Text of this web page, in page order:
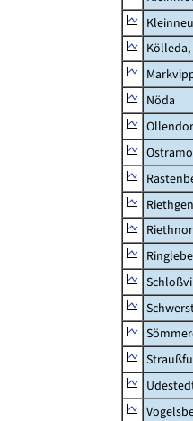
Nöda
Riethgen